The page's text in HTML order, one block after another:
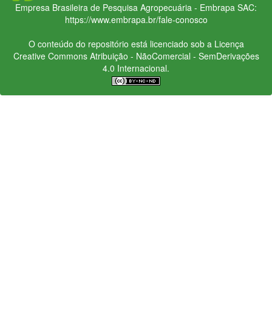
Empresa Brasileira de Pesquisa Agropecuária - Embrapa SAC:
https://www.embrapa.br/fale-conosco
O conteúdo do repositório está licenciado sob a Licença
Creative CommonsAtribuição - NãoComercial - SemDerivações
4.0 Internacional.